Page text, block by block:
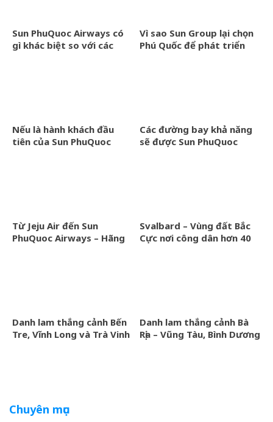
Sun PhuQuoc Airways có
gì khác biệt so với các
Vì sao Sun Group lại chọn
Phú Quốc để phát triển
Nếu là hành khách đầu
tiên của Sun PhuQuoc
Các đường bay khả năng
sẽ được Sun PhuQuoc
Từ Jeju Air đến Sun
PhuQuoc Airways – Hãng
Svalbard – Vùng đất Bắc
Cực nơi công dân hơn 40
Danh lam thắng cảnh Bến
Tre, Vĩnh Long và Trà Vinh
Danh lam thắng cảnh Bà
Rịa – Vũng Tàu, Bình Dương
Chuyên mục